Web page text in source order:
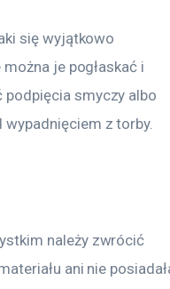
się wyjątkowo
je pogłaskać i
smyczy albo
z torby.
należy zwrócić
ani nie